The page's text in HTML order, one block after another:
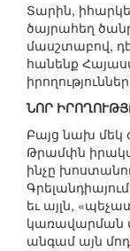
Տարին,
ծայրահեղ
մասշտաբով,
հանենք
ՆՈՐ
Բայց նախ մեկ
Թրամփն
ինչը
եւ այլն,
կառավարման
անգամ այն